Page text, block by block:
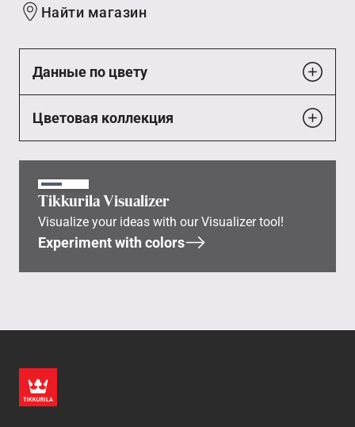
Найти магазин
Данные по цвету
Цветовая коллекция
Tikkurila Visualizer
Visualize your ideas with our Visualizer tool!
Experiment with colors